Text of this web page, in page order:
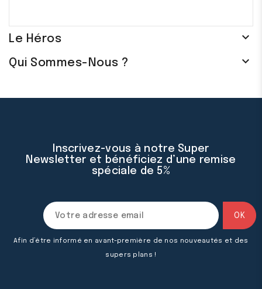
Le Héros 
Qui Sommes-Nous ? 
Inscrivez-vous à notre Super
Newsletter et bénéficiez d’une remise
spéciale de 5%
Afin d’être informé en avant-première de nos nouveautés et des
supers plans !